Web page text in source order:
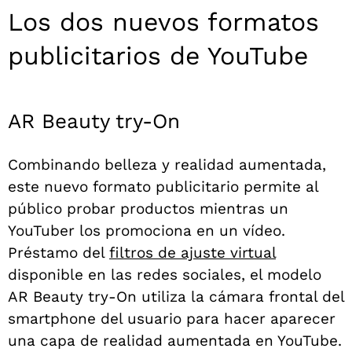
Los dos nuevos formatos
publicitarios de YouTube
AR Beauty try-On
Combinando belleza y realidad aumentada,
este nuevo formato publicitario permite al
público probar productos mientras un
YouTuber los promociona en un vídeo.
Préstamo del filtros de ajuste virtual
disponible en las redes sociales, el modelo
AR Beauty try-On utiliza la cámara frontal del
smartphone del usuario para hacer aparecer
una capa de realidad aumentada en YouTube.